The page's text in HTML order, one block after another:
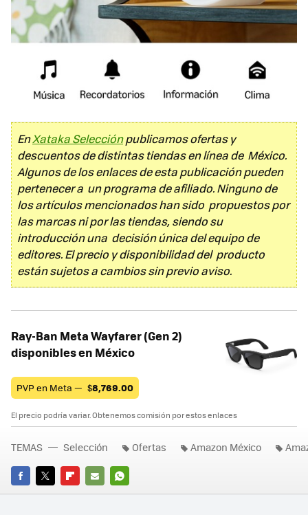
EnXataka Selecciónpublicamos ofertas y
descuentos de distintas tiendas en línea de México.
Algunos de los enlaces de esta publicación pueden
pertenecer a un programa de afiliado. Ninguno de
los artículos mencionados han sido propuestos por
las marcas ni por las tiendas, siendo su
introducción una decisión única del equipo de
editores. El precio y disponibilidad del producto
están sujetos a cambios sin previo aviso.
Ray-Ban Meta Wayfarer (Gen 2)
disponibles en México
PVP en Meta — $8,769.00
El precio podría variar. Obtenemos comisión por estos enlaces
FACEBOOK
TWITTERFLIPBOARD
E-
WHATSAPP
TEMAS Selección Ofertas Amazon México